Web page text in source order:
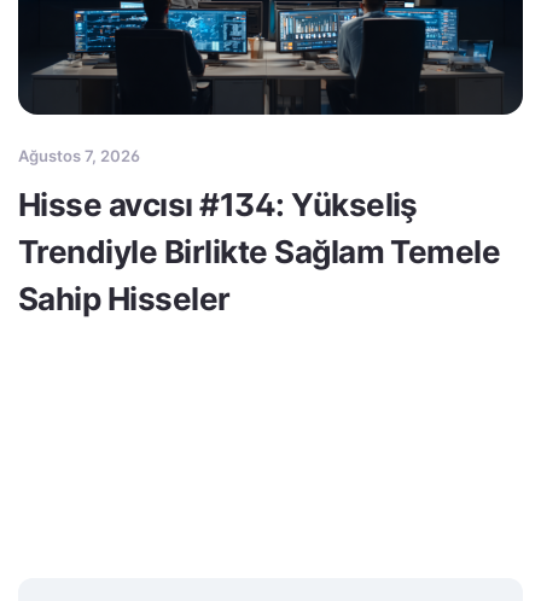
Ağustos 7, 2026
Hisse avcısı #134: Yükseliş
Trendiyle Birlikte Sağlam Temele
Sahip Hisseler